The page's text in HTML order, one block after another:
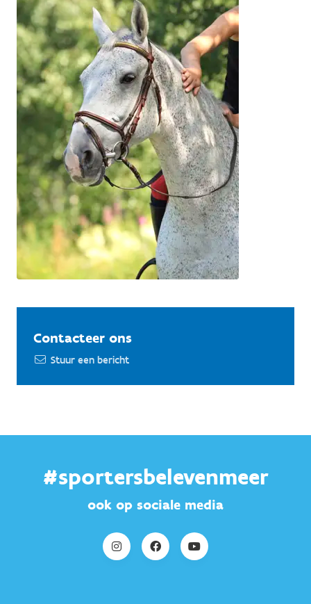
Contacteer ons
Stuur een bericht
#sportersbelevenmeer
ook op sociale media